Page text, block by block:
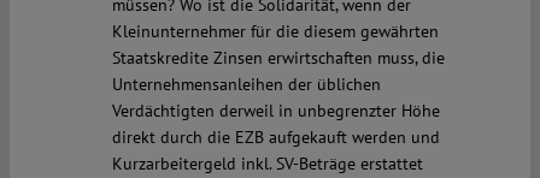
müssen? Wo ist die Solidarität, wenn der
Kleinunternehmer für die diesem gewährten
Staatskredite Zinsen erwirtschaften muss, die
Unternehmensanleihen der üblichen
Verdächtigten derweil in unbegrenzter Höhe
direkt durch die EZB aufgekauft werden und
Kurzarbeitergeld inkl. SV-Beträge erstattet